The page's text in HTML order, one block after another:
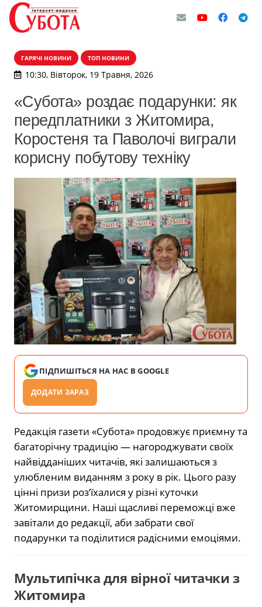
ГАРЯЧІ НОВИНИ ТОП НОВИНИ
10:30, Вівторок, 19 Травня, 2026
«Субота» роздає подарунки: як
передплатники з Житомира,
Коростеня та Паволочі виграли
корисну побутову техніку
ПІДПИШІТЬСЯ НА НАС В GOOGLE
ДОДАТИ ЗАРАЗ
Редакція газети «Субота» продовжує приємну та
багаторічну традицію — нагороджувати своїх
найвідданіших читачів, які залишаються з
улюбленим виданням з року в рік. Цього разу
цінні призи роз’їхалися у різні куточки
Житомирщини. Наші щасливі переможці вже
завітали до редакції, аби забрати свої
подарунки та поділитися радісними емоціями.
Мультипічка для вірної читачки з
Житомира